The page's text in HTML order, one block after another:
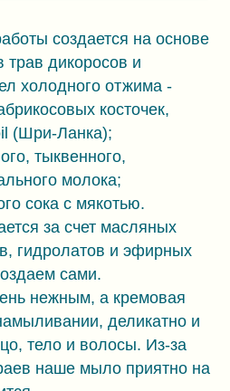
создается на основе
трав дикоросов и
холодного отжима -
косточек,
(Шри-Ланка);
тыквенного,
молока;
сока с мякотью.
за счет масляных
гидролатов и эфирных
сами.
нежным, а кремовая
деликатно и
тело и волосы. Из-за
наше мыло приятно на